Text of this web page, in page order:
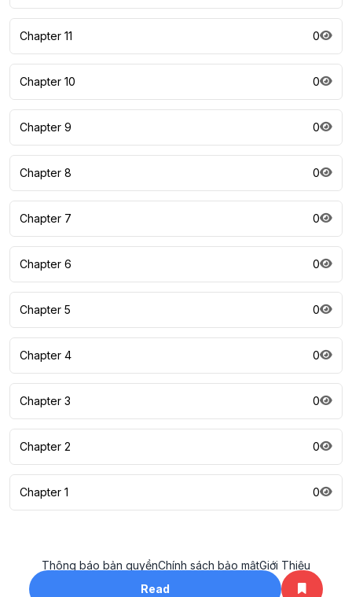
Read
Chapter 11 0
Chapter 10 0
Chapter 9 0
Chapter 8 0
Chapter 7 0
Chapter 6 0
Chapter 5 0
Chapter 4 0
Chapter 3 0
Chapter 2 0
Chapter 1 0
Thông báo bản quyềnChính sách bảo mậtGiới Thiệu
All rights reserved. ©2023